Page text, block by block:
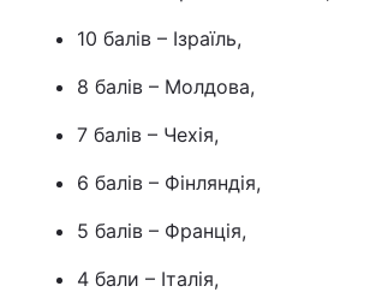
10 балів – Ізраїль,
8 балів – Молдова,
7 балів – Чехія,
6 балів – Фінляндія,
5 балів – Франція,
4 бали – Італія,